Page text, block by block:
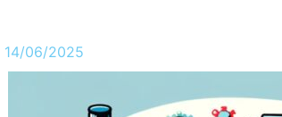
14/06/2025